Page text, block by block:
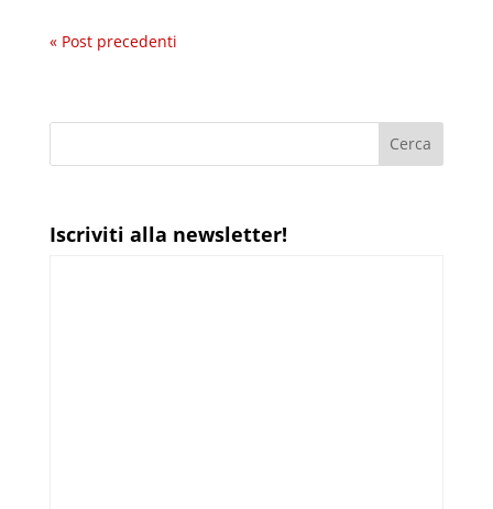
« Post precedenti
Iscriviti alla newsletter!